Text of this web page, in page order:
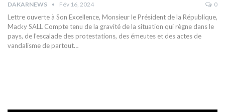
DAKARNEWS Fév 16, 2024 0
Lettre ouverte à Son Excellence, Monsieur le Président de la République,
Macky SALL Compte tenu de la gravité de la situation qui règne dans le
pays, de l’escalade des protestations, des émeutes et des actes de
vandalisme de partout…